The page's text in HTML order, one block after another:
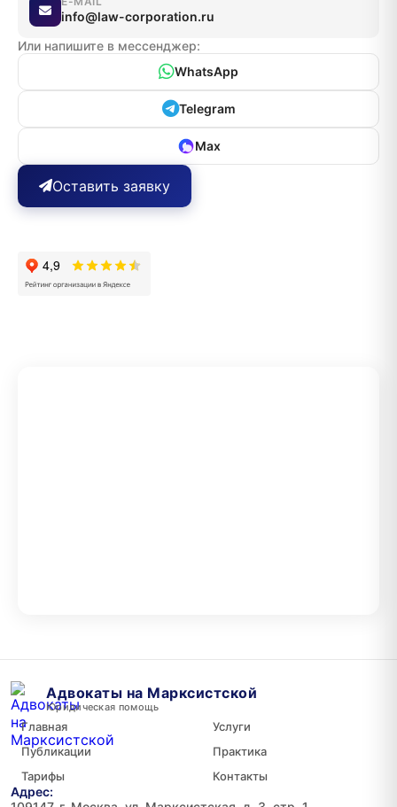
info@law-corporation.ru
Или напишите в мессенджер:
WhatsApp
Telegram
Max
Оставить заявку
Адвокаты на Марксистской
Юридическая помощь
Главная
Услуги
Публикации
Практика
Тарифы
Контакты
Адрес: